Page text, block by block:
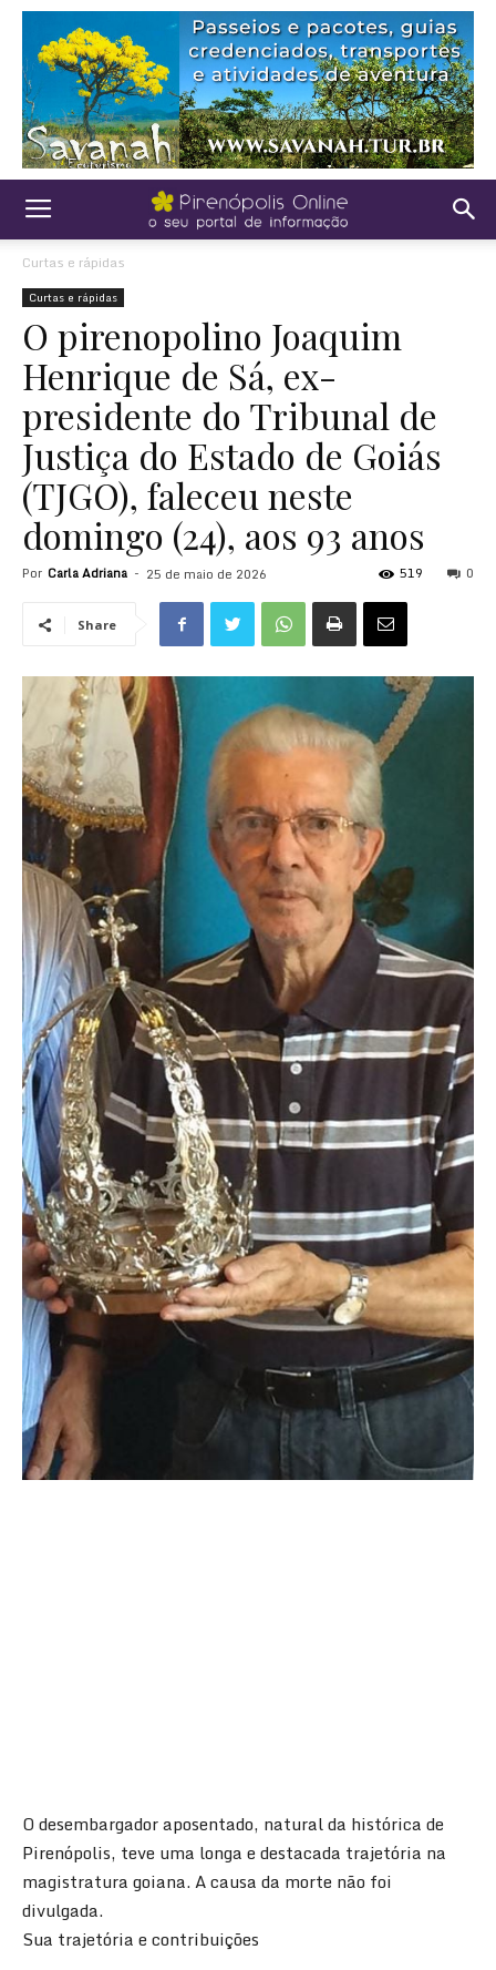
Curtas e rápidas
Curtas e rápidas
O pirenopolino Joaquim
Henrique de Sá, ex-
presidente do Tribunal de
Justiça do Estado de Goiás
(TJGO), faleceu neste
domingo (24), aos 93 anos
Por Carla Adriana - 25 de maio de 2026 0
519
Share
O desembargador aposentado, natural da histórica de
Pirenópolis, teve uma longa e destacada trajetória na
magistratura goiana. A causa da morte não foi
divulgada.
Sua trajetória e contribuições